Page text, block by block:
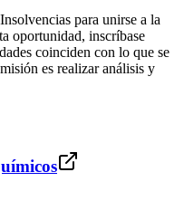
para unirse a la
oportunidad, inscríbase
coinciden con lo que se
es realizar análisis y